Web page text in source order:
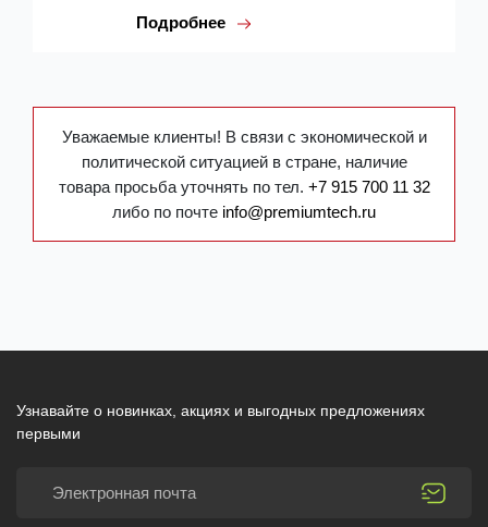
Подробнее
Уважаемые клиенты! В связи с экономической и
политической ситуацией в стране, наличие
товара просьба уточнять по тел. +7 915 700 11 32
либо по почте info@premiumtech.ru
Узнавайте о новинках, акциях и выгодных предложениях
первыми